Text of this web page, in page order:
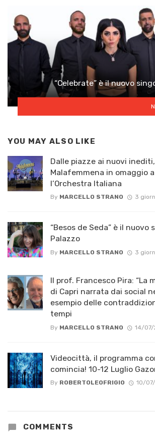
“Celebrate” è il nuovo
YOU MAY ALSO LIKE
Dalle piazze ai nuovi
Malafemmena in omaggio
l’Orchestra Italiana ​
By MARCELLO STRANO 3
“Besos de Seda” è il nuovo
Palazzo
By MARCELLO STRANO 3
Il prof. Francesco Pira: “La
di Capri narrata dai social
esempio delle
tempi
By MARCELLO STRANO 14/07/
Videocittà, il programma
comincia! 10-12 Luglio
By ROBERTOLEOFRIGIO 10/
COMMENTS